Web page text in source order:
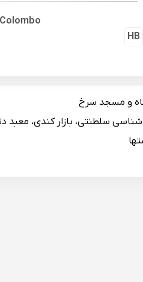
HB
و مسجد سرخ
شناسی سلطنتی، بازار کندی، معبد